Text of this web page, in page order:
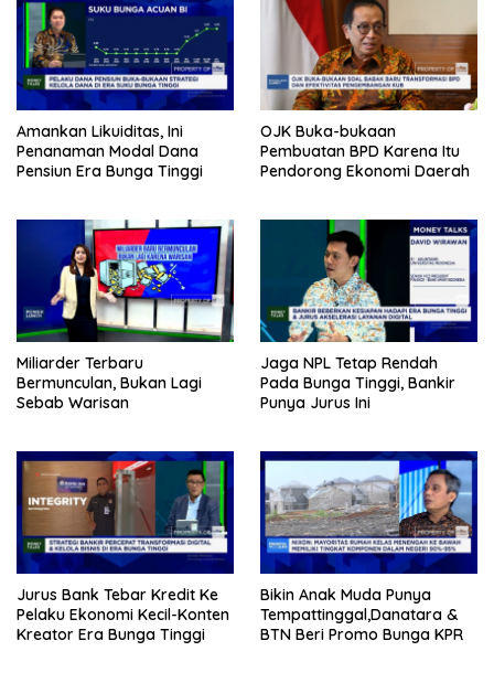
Amankan Likuiditas, Ini
Penanaman Modal Dana
Pensiun Era Bunga Tinggi
OJK Buka-bukaan
Pembuatan BPD Karena Itu
Pendorong Ekonomi Daerah
Miliarder Terbaru
Bermunculan, Bukan Lagi
Sebab Warisan
Jaga NPL Tetap Rendah
Pada Bunga Tinggi, Bankir
Punya Jurus Ini
Jurus Bank Tebar Kredit Ke
Pelaku Ekonomi Kecil-Konten
Kreator Era Bunga Tinggi
Bikin Anak Muda Punya
Tempattinggal,Danatara &
BTN Beri Promo Bunga KPR